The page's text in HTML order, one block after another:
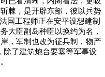
棘，是开辟东部，彼以兵势
国工程师正在安平设想建制
大臣副岛种臣以换约为名，
，军制也改为征兵制，物产
除了建筑炮台要塞等军事设